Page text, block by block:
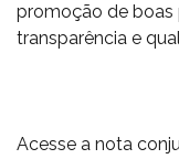
promoção de boas
transparência e
Acesse a nota